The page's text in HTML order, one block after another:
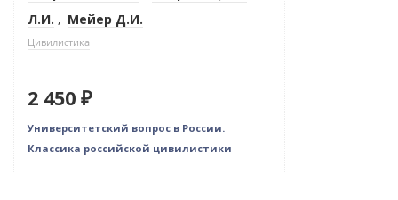
Л.И. , Мейер Д.И.
Цивилистика
2 450 ₽
Университетский вопрос в России.
Классика российской цивилистики